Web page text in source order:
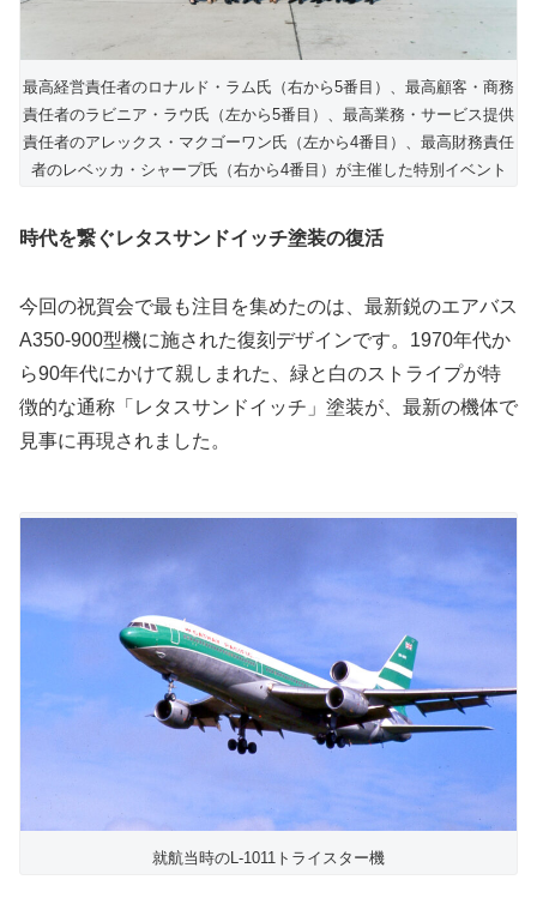
最高経営責任者のロナルド・ラム氏（右から5番目）、最高顧客・商務
責任者のラビニア・ラウ氏（左から5番目）、最高業務・サービス提供
責任者のアレックス・マクゴーワン氏（左から4番目）、最高財務責任
者のレベッカ・シャープ氏（右から4番目）が主催した特別イベント
時代を繋ぐレタスサンドイッチ塗装の復活
今回の祝賀会で最も注目を集めたのは、最新鋭のエアバス
A350-900型機に施された復刻デザインです。1970年代か
ら90年代にかけて親しまれた、緑と白のストライプが特
徴的な通称「レタスサンドイッチ」塗装が、最新の機体で
見事に再現されました。
就航当時のL-1011トライスター機